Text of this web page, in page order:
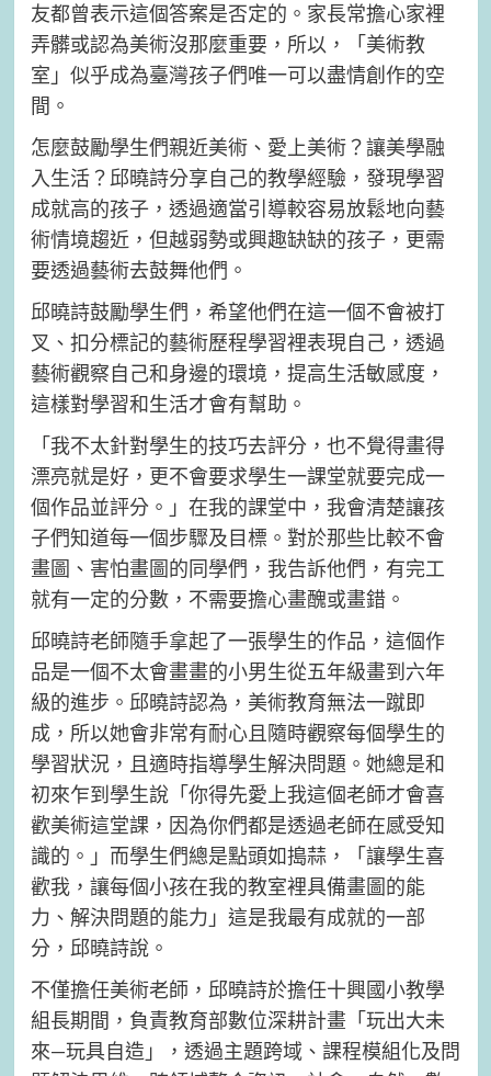
友都曾表示這個答案是否定的。家長常擔心家裡
弄髒或認為美術沒那麼重要，所以，「美術教
室」似乎成為臺灣孩子們唯一可以盡情創作的空
間。
怎麼鼓勵學生們親近美術、愛上美術？讓美學融
入生活？邱曉詩分享自己的教學經驗，發現學習
成就高的孩子，透過適當引導較容易放鬆地向藝
術情境趨近，但越弱勢或興趣缺缺的孩子，更需
要透過藝術去鼓舞他們。
邱曉詩鼓勵學生們，希望他們在這一個不會被打
叉、扣分標記的藝術歷程學習裡表現自己，透過
藝術觀察自己和身邊的環境，提高生活敏感度，
這樣對學習和生活才會有幫助。
「我不太針對學生的技巧去評分，也不覺得畫得
漂亮就是好，更不會要求學生一課堂就要完成一
個作品並評分。」在我的課堂中，我會清楚讓孩
子們知道每一個步驟及目標。對於那些比較不會
畫圖、害怕畫圖的同學們，我告訴他們，有完工
就有一定的分數，不需要擔心畫醜或畫錯。
邱曉詩老師隨手拿起了一張學生的作品，這個作
品是一個不太會畫畫的小男生從五年級畫到六年
級的進步。邱曉詩認為，美術教育無法一蹴即
成，所以她會非常有耐心且隨時觀察每個學生的
學習狀況，且適時指導學生解決問題。她總是和
初來乍到學生說「你得先愛上我這個老師才會喜
歡美術這堂課，因為你們都是透過老師在感受知
識的。」而學生們總是點頭如搗蒜，「讓學生喜
歡我，讓每個小孩在我的教室裡具備畫圖的能
力、解決問題的能力」這是我最有成就的一部
分，邱曉詩說。
不僅擔任美術老師，邱曉詩於擔任十興國小教學
組長期間，負責教育部數位深耕計畫「玩出大未
來—玩具自造」，透過主題跨域、課程模組化及問